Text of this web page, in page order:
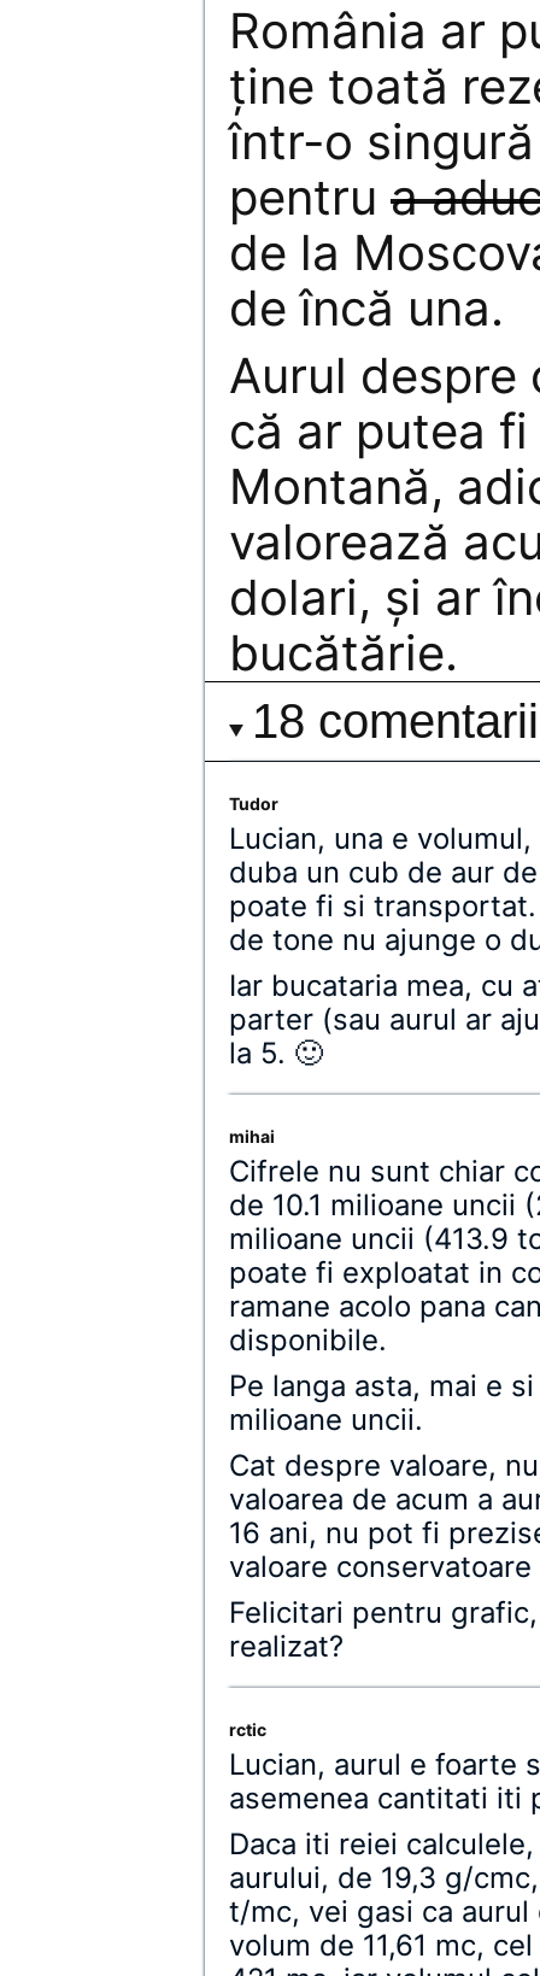
România ar
ţine toată
într-o
pentru a
de la
de încă una.
Aurul despre
că ar putea
Montană,
valorează
dolari, şi ar
bucătărie.
18 comentarii
Tudor
Lucian, una e
duba un cub de aur
poate fi si
de tone nu ajunge o
Iar bucataria mea, cu
parter (sau aurul ar
la 5. 🙂
mihai
Cifrele nu sunt chiar
de 10.1 milioane uncii
milioane uncii (413.9
poate fi exploatat in
ramane acolo pana
disponibile.
Pe langa asta, mai e
milioane uncii.
Cat despre valoare,
valoarea de acum a
16 ani, nu pot fi
valoare
Felicitari pentru
realizat?
rctic
Lucian, aurul e foarte
asemenea cantitati iti
Daca iti reiei
aurului, de 19,3 g/
t/mc, vei gasi ca aurul
volum de 11,61 mc,